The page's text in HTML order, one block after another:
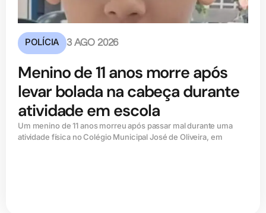
POLÍCIA 3 AGO 2026
Menino de 11 anos morre após
levar bolada na cabeça durante
atividade em escola
Um menino de 11 anos morreu após passar mal durante uma
atividade física no Colégio Municipal José de Oliveira, em